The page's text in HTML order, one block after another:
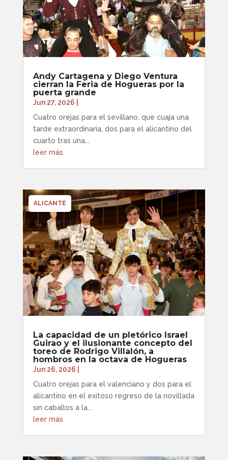
Andy Cartagena y Diego Ventura
cierran la Feria de Hogueras por la
puerta grande
Jun 27, 2026
Cuatro orejas para el sevillano, que cuaja una
tarde extraordinaria, dos para el alicantino del
cuarto tras una...
leer más
La capacidad de un pletórico Israel
Guirao y el ilusionante concepto del
toreo de Rodrigo Villalón, a
hombros en la octava de Hogueras
Jun 26, 2026
ALICANTE
Cuatro orejas para el valenciano y dos para el
alicantino en el exitoso regreso de la novillada
sin caballos a la...
leer más